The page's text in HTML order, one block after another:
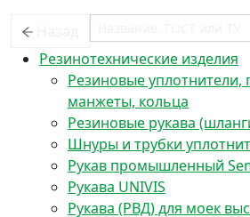
Резинотехнические изделия
Резиновые уплотнители,
манжеты, кольца
Резиновые рукава
Шнуры и трубки
Рукав промышленный
Рукава UNIVIS
Рукава (РВД) для моек